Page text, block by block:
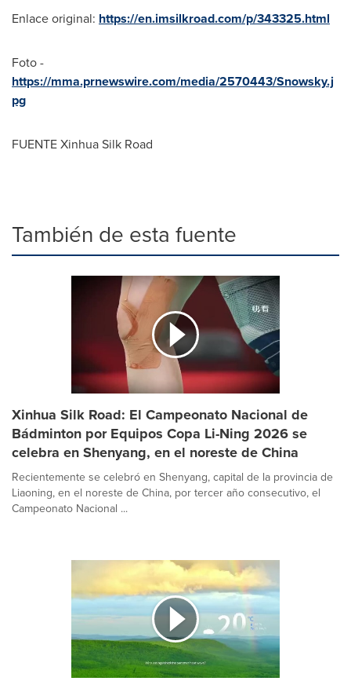
Enlace original: https://en.imsilkroad.com/p/343325.html
Foto -
https://mma.prnewswire.com/media/2570443/Snowsky.j
pg
FUENTE Xinhua Silk Road
También de esta fuente
Xinhua Silk Road: El Campeonato Nacional de
Bádminton por Equipos Copa Li-Ning 2026 se
celebra en Shenyang, en el noreste de China
Recientemente se celebró en Shenyang, capital de la provincia de
Liaoning, en el noreste de China, por tercer año consecutivo, el
Campeonato Nacional ...